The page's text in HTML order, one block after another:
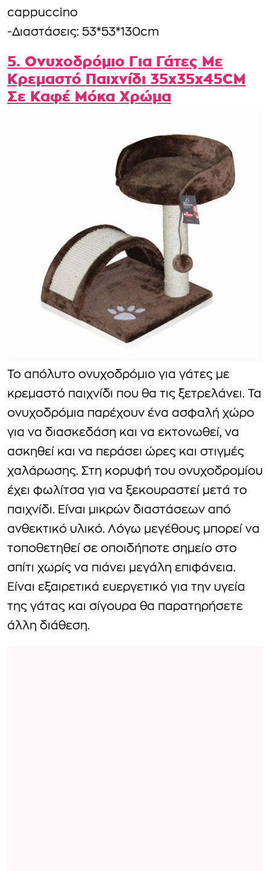
cappuccino
-Διαστάσεις: 53*53*130cm
5. Ονυχοδρόμιο Για Γάτες Με
Κρεμαστό Παιχνίδι 35x35x45CM
Σε Καφέ Μόκα Χρώμα
Το απόλυτο ονυχοδρόμιο για γάτες με
κρεμαστό παιχνίδι που θα τις ξετρελάνει. Τα
ονυχοδρόμια παρέχουν ένα ασφαλή χώρο
για να διασκεδάση και να εκτονωθεί, να
ασκηθεί και να περάσει ώρες και στιγμές
χαλάρωσης. Στη κορυφή του ονυχοδρομίου
έχει φωλίτσα για να ξεκουραστεί μετά το
παιχνίδι. Είναι μικρών διαστάσεων από
ανθεκτικό υλικό. Λόγω μεγέθους μπορεί να
τοποθετηθεί σε οποιδήποτε σημείο στο
σπίτι χωρίς να πιάνει μεγάλη επιφάνεια.
Είναι εξαιρετικά ευεργετικό για την υγεία
της γάτας και σίγουρα θα παρατηρήσετε
άλλη διάθεση.